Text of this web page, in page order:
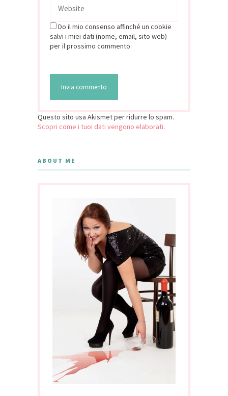
Do il mio consenso affinché un cookie
salvi i miei dati (nome, email, sito web)
per il prossimo commento.
Questo sito usa Akismet per ridurre lo spam.
Scopri come i tuoi dati vengono elaborati.
ABOUT ME